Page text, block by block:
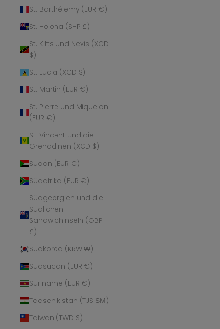
St. Barthélemy (EUR €)
St. Helena (SHP £)
St. Kitts und Nevis (XCD
$)
St. Lucia (XCD $)
St. Martin (EUR €)
St. Pierre und Miquelon
(EUR €)
St. Vincent und die
Grenadinen (XCD $)
Sudan (EUR €)
Südafrika (EUR €)
Südgeorgien und die
Südlichen
Sandwichinseln (GBP
£)
Südkorea (KRW ₩)
Südsudan (EUR €)
Suriname (EUR €)
Tadschikistan (TJS ЅМ)
Taiwan (TWD $)